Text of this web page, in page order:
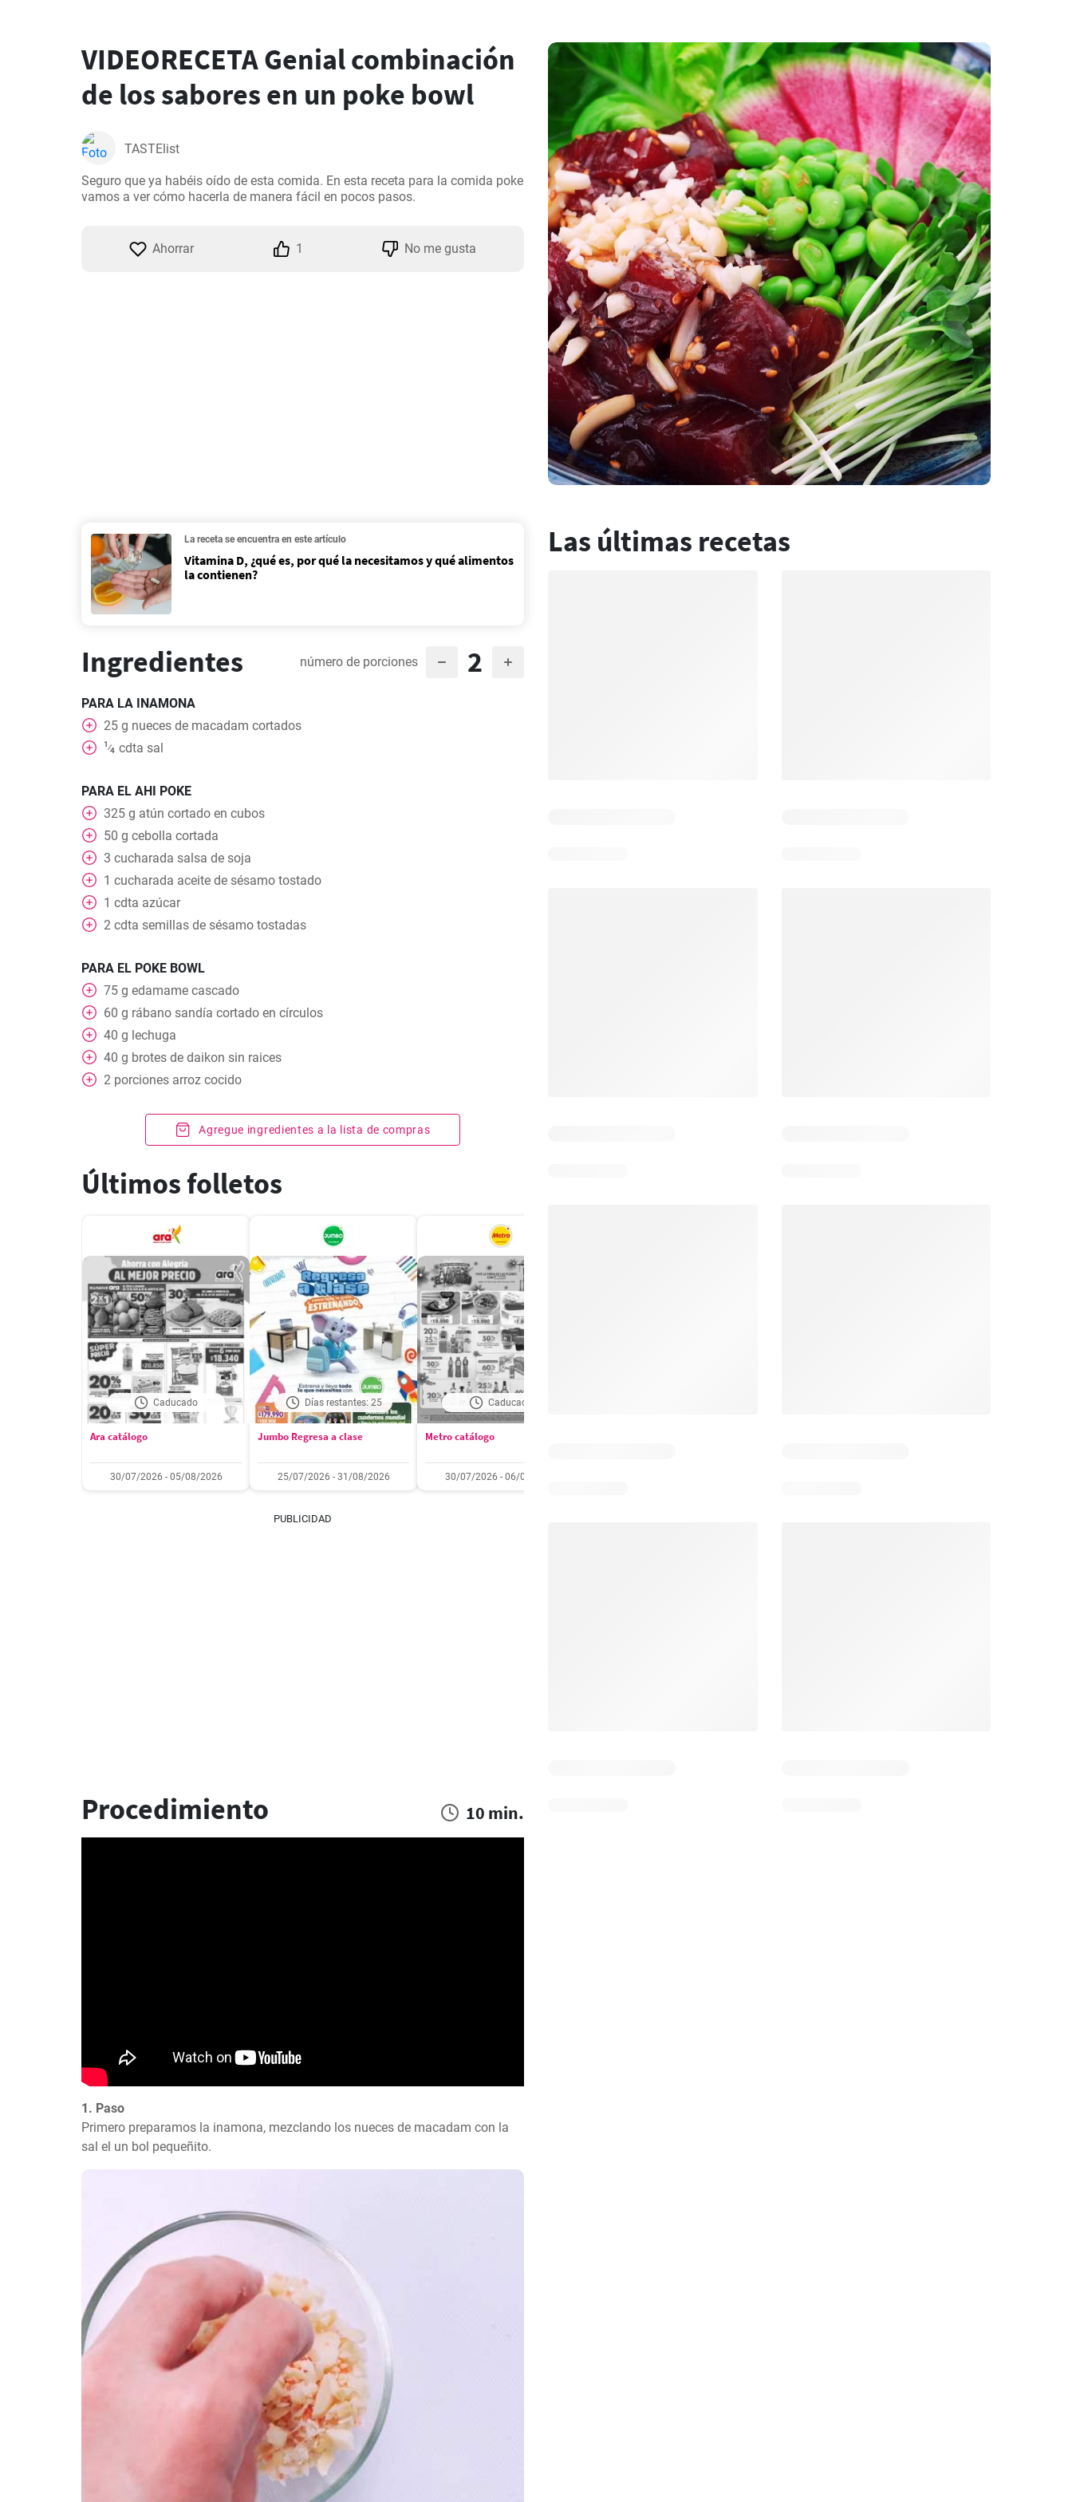
VIDEORECETA Genial combinación
de los sabores en un poke bowl
TASTElist
Seguro que ya habéis oído de esta comida. En esta receta para la comida poke
vamos a ver cómo hacerla de manera fácil en pocos pasos.
Ahorrar 1 No me gusta
La receta se encuentra en este artículo
Vitamina D, ¿qué es, por qué la necesitamos y qué alimentos
la contienen?
Ingredientes número de porciones 2
PARA LA INAMONA
25 g nueces de macadam cortados
1⁄4 cdta sal
PARA EL AHI POKE
325 g atún cortado en cubos
50 g cebolla cortada
3 cucharada salsa de soja
1 cucharada aceite de sésamo tostado
1 cdta azúcar
2 cdta semillas de sésamo tostadas
PARA EL POKE BOWL
75 g edamame cascado
60 g rábano sandía cortado en círculos
40 g lechuga
40 g brotes de daikon sin raices
2 porciones arroz cocido
Agregue ingredientes a la lista de compras
Últimos folletos
Caducado
Ara catálogo
30/07/2026 - 05/08/2026
Días restantes: 25
Jumbo Regresa a clase
25/07/2026 - 31/08/2026
Caducado
Metro catálogo
30/07/2026 - 06/08/2026
PUBLICIDAD
Procedimiento 10 min.
1. Paso
Primero preparamos la inamona, mezclando los nueces de macadam con la
sal el un bol pequeñito.
Las últimas recetas